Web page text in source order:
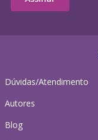
Dúvidas/Atendimento
Autores
Blog